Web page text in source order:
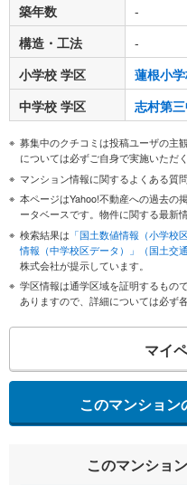
築年数
-
構造・工法
-
小学校 学区
蓮根小
中学校 学区
志村第
募集中のクチコミは投稿ユーザの主
については必ずご自身で実施いただ
マンション情報に関するよくある質
本ページはYahoo!不動産への過去の
ータベースです。物件に関する最新
検索結果は 「国土数値情報（小学校
情報（中学校区データ）」（国土交通
株式会社が提示しています。
学区情報は通学区域を証明するもの
ありますので、詳細については必ず
マイ
このマンション
このマンショ